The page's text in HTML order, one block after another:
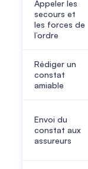
Appeler les
secours et
les forces de
l’ordre
Rédiger un
constat
amiable
Envoi du
constat aux
assureurs